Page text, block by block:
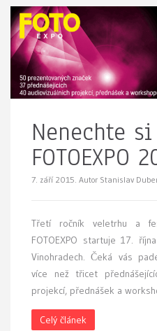
Nenechte
FOTOEXPO
7. září 2015. Autor Stanislav
Třetí ročník veletrhu a
FOTOEXPO startuje 17.
Vinohradech. Čeká vás
více než třicet
projekcí, přednášek a
Celý článek